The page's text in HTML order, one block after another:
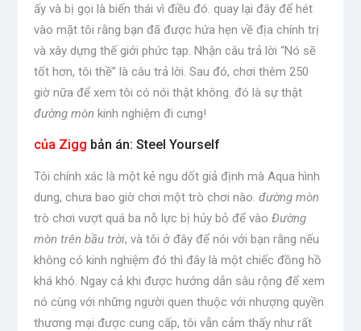
ấy và bị gọi là biến thái vì điều đó. quay lại đây để hét
vào mặt tôi rằng bạn đã được hứa hẹn về địa chính trị
và xây dựng thế giới phức tạp. Nhận câu trả lời “Nó sẽ
tốt hơn, tôi thề” là câu trả lời. Sau đó, chơi thêm 250
giờ nữa để xem tôi có nói thật không. đó là sự thật
đường mòn kinh nghiệm đi cưng!
của Zigg bản án: Steel Yourself
Tôi chính xác là một kẻ ngu dốt giả định mà Aqua hình
dung, chưa bao giờ chơi một trò chơi nào. đường mòn
trò chơi vượt quá ba nỗ lực bị hủy bỏ để vào Đường
mòn trên bầu trời, và tôi ở đây để nói với bạn rằng nếu
không có kinh nghiệm đó thì đây là một chiếc đồng hồ
khá khó. Ngay cả khi được hướng dẫn sâu rộng để xem
nó cùng với những người quen thuộc với nhượng quyền
thương mại được cung cấp, tôi vẫn cảm thấy như rất